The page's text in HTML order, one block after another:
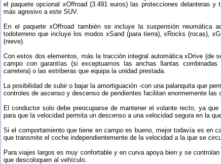
el paquete opcional xOffroad (3.491 euros) las protecciones delanteras
más agresivo a este SUV.
En el paquete xOffroad también se incluye la suspensión neumática
todoterreno que incluye los modos xSand (para tierra), xRocks (rocas),
(nieve).
Con estos dos elementos, más la tracción integral automática xDrive (de
campo con garantías (si exceptuamos las anchas llantas
carretera) o las estriberas que equipa la unidad prestada.
La posibilidad de subir o bajar la amortiguación -con una palanquita que
controles de ascenso y descenso de pendientes facilitan enormemente las
El conductor solo debe preocuparse de mantener el volante recto, ya
para que la velocidad permita un descenso a una velocidad segura en la
Si el comportamiento que tiene en campo es bueno, mejor todavía es en
que transmite el coche independientemente de la velocidad a la que se
Para viajes largos es muy confortable y en curva apoya bien y se
que descoloquen al vehículo.